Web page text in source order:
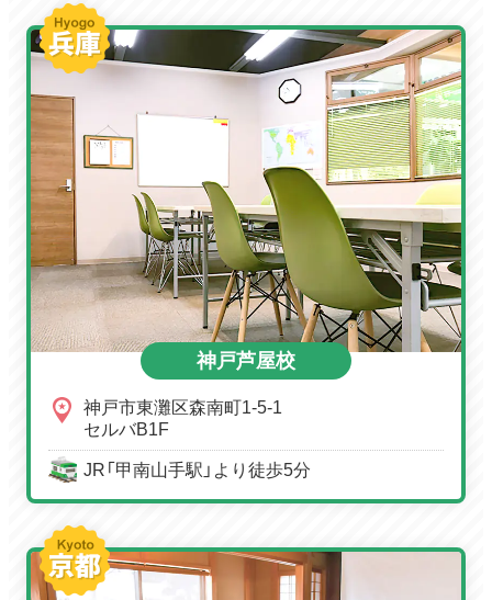
神戸芦屋校
神戸市東灘区森南町1-5-1
セルバB1F
JR「甲南山手駅」より徒歩5分